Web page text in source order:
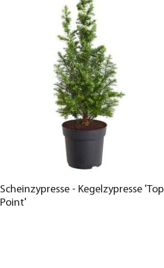
Scheinzypresse - Kegelzypresse 'Top
Point'